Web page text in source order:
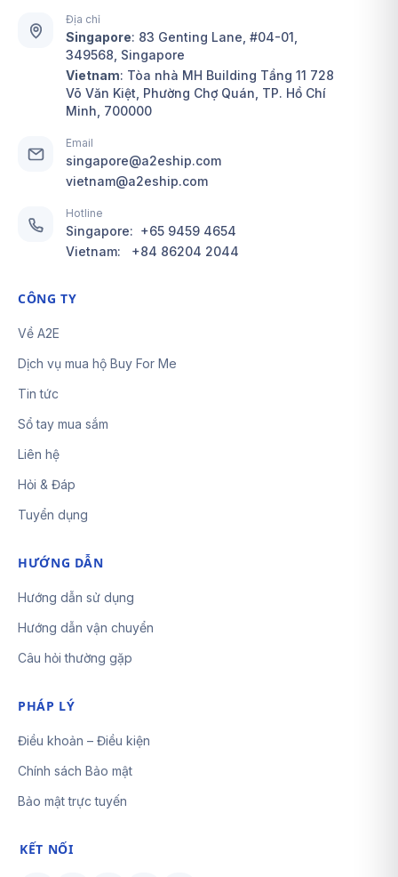
Địa chỉ
Singapore: 83 Genting Lane, #04-01,
349568, Singapore
Vietnam: Tòa nhà MH Building Tầng 11 728
Võ Văn Kiệt, Phường Chợ Quán, TP. Hồ Chí
Minh, 700000
Email
singapore@a2eship.com
vietnam@a2eship.com
Hotline
Singapore: +65 9459 4654
Vietnam: +84 86204 2044
CÔNG TY
Về A2E
Dịch vụ mua hộ Buy For Me
Tin tức
Sổ tay mua sắm
Liên hệ
Hỏi & Đáp
Tuyển dụng
HƯỚNG DẪN
Hướng dẫn sử dụng
Hướng dẫn vận chuyển
Câu hỏi thường gặp
PHÁP LÝ
Điều khoản – Điều kiện
Chính sách Bảo mật
Bảo mật trực tuyến
KẾT NỐI